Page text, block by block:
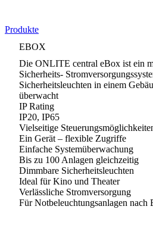
Produkte
EBOX
Die ONLITE central eBox ist ein
Sicherheits-
Sicherheitsleuchten in einem
überwacht
IP Rating
IP20, IP65
Vielseitige
Ein Gerät – flexible Zugriffe
Einfache Systemüberwachung
Bis zu 100 Anlagen gleichzeitig
Dimmbare Sicherheitsleuchten
Ideal für Kino und Theater
Verlässliche Stromversorgung
Für Notbeleuchtungsanlagen nach